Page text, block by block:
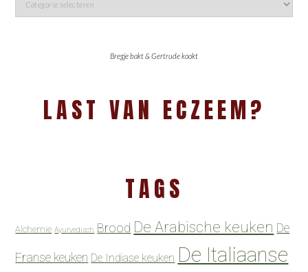
Bregje bakt & Gertrude kookt
LAST VAN ECZEEM?
TAGS
Alchemie Ayurvedisch Brood De Arabische keuken De
Franse keuken De Indiase keuken De Italiaanse